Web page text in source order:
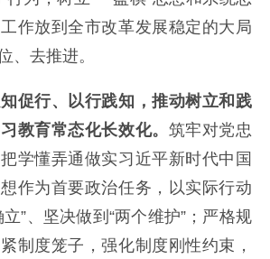
作放到全市改革发展稳定的大局
、去推进。
促行、以行践知，推动树立和践
教育常态化长效化。 筑牢对党忠
学懂弄通做实习近平新时代中国
作为首要政治任务，以实际行动
”、坚决做到“两个维护”；严格规
制度笼子，强化制度刚性约束，